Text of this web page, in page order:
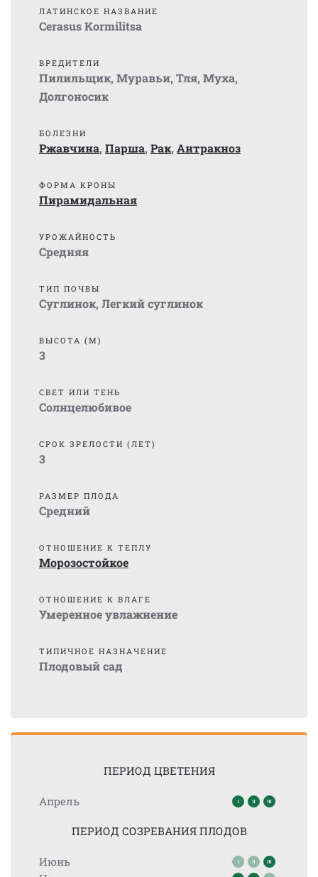
ЛАТИНСКОЕ НАЗВАНИЕ
Cerasus Kormilitsa
ВРЕДИТЕЛИ
Пилильщик, Муравьи, Тля, Муха,
Долгоносик
БОЛЕЗНИ
Ржавчина, Парша, Рак, Антракноз
ФОРМА КРОНЫ
Пирамидальная
УРОЖАЙНОСТЬ
Средняя
ТИП ПОЧВЫ
Суглинок, Легкий суглинок
ВЫСОТА (М)
3
СВЕТ ИЛИ ТЕНЬ
Солнцелюбивое
СРОК ЗРЕЛОСТИ (ЛЕТ)
3
РАЗМЕР ПЛОДА
Средний
ОТНОШЕНИЕ К ТЕПЛУ
Морозостойкое
ОТНОШЕНИЕ К ВЛАГЕ
Умеренное увлажнение
ТИПИЧНОЕ НАЗНАЧЕНИЕ
Плодовый сад
ПЕРИОД ЦВЕТЕНИЯ
Апрель
ПЕРИОД СОЗРЕВАНИЯ ПЛОДОВ
Июнь